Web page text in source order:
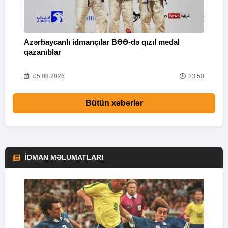
Azərbaycanlı idmançılar BƏƏ-də qızıl medal
qazanıblar
05.08.2026 23:50
Bütün xəbərlər
İDMAN MƏLUMATLARI